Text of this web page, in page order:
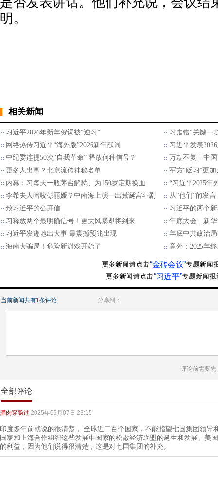
明。
相关新闻
习近平2026年新年贺词被“逆习”
习走错“关键一
网络热传习近平“海外版”2026新年献词
习近平发表
中纪委连提50次“自我革命” 释放何种信号？
万劫不复！中
更多人出事？北京流传神秘名单
军方“贬习”更加
内幕：习每天一瓶茅台解愁、为150岁定期换血
“习近平2025年
李希夫人暗咬彭丽媛？中南海上演一出荒诞宫斗剧
从“他们”的发
致习近平的公开信
习近平的两个
习释放两个最明确信号！更大风暴即将到来
年底大会，新
习近平发迹地出大事 最震撼预兆出现
年底中共政治
海南大骗局！危险新游戏开始了
意外：2025年
“金砖会议”
“习近平”
当前新闻共有1条评论 分享到：
评论前需要先
全部评论
酒肉穿肠过 2025年09月07日 23:15
印度多年前就说的很清楚， 全球近二百个国家，不能指望七国集团领导
国家和上海合作组织这些发展中国家的松散经济联盟的诞生和发展。美
的利益，因为他们说得很清楚，这是对七国集团的补充。